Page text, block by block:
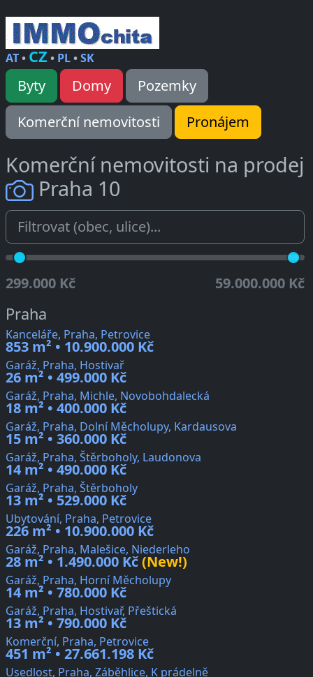
AT• CZ • PL•SK
Byty Domy
Pozemky
Komerční nemovitosti
Pronájem
Komerční nemovitosti na prodej
Praha 10
299.000 Kč 59.000.000 Kč
Praha
Kanceláře, Praha, Petrovice
853 m² • 10.900.000 Kč
Garáž, Praha, Hostivař
26 m² • 499.000 Kč
Garáž, Praha, Michle, Novobohdalecká
18 m² • 400.000 Kč
Garáž, Praha, Dolní Měcholupy, Kardausova
15 m² • 360.000 Kč
Garáž, Praha, Štěrboholy, Laudonova
14 m² • 490.000 Kč
Garáž, Praha, Štěrboholy
13 m² • 529.000 Kč
Ubytování, Praha, Petrovice
226 m² • 10.900.000 Kč
Garáž, Praha, Malešice, Niederleho
28 m² • 1.490.000 Kč(New!)
Garáž, Praha, Horní Měcholupy
14 m² • 780.000 Kč
Garáž, Praha, Hostivař, Přeštická
13 m² • 790.000 Kč
Komerční, Praha, Petrovice
451 m² • 27.661.198 Kč
Usedlost, Praha, Záběhlice, K prádelně